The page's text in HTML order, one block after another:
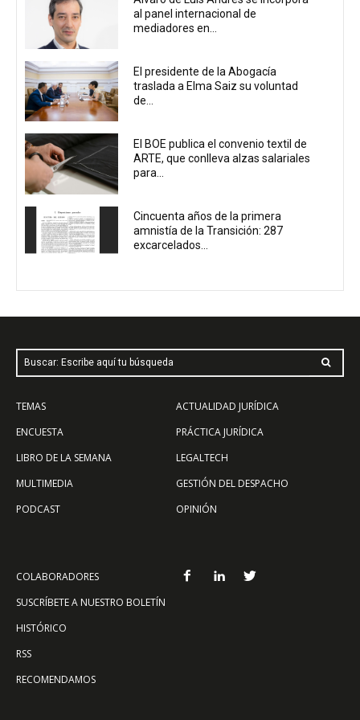
al panel internacional de
mediadores en...
El presidente de la Abogacía
traslada a Elma Saiz su voluntad
de...
El BOE publica el convenio textil de
ARTE, que conlleva alzas salariales
para...
Cincuenta años de la primera
amnistía de la Transición: 287
excarcelados...
Buscar: Escribe aquí tu búsqueda
TEMAS
ENCUESTA
LIBRO DE LA SEMANA
MULTIMEDIA
PODCAST
ACTUALIDAD JURÍDICA
PRÁCTICA JURÍDICA
LEGALTECH
GESTIÓN DEL DESPACHO
OPINIÓN
COLABORADORES
SUSCRÍBETE A NUESTRO BOLETÍN
HISTÓRICO
RSS
RECOMENDAMOS